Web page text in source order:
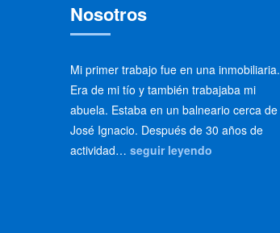
Nosotros
Mi primer trabajo fue en una inmobiliaria.
Era de mi tío y también trabajaba mi
abuela. Estaba en un balneario cerca de
José Ignacio. Después de 30 años de
actividad… seguir leyendo